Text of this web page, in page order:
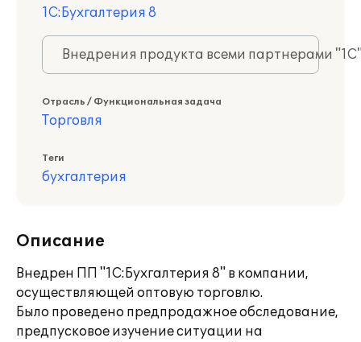
1С:Бухгалтерия 8
Внедрения продукта всеми партнерами
Отрасль / Функциональная задача
Торговля
Теги
бухгалтерия
Описание
Внедрен ПП "1С:Бухгалтерия 8" в компании,
осуществляющей оптовую торговлю.
Было проведено предпродажное обследование,
предпусковое изучение ситуации на